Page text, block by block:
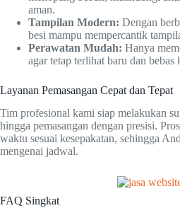
aman.
Tampilan Modern: Dengan
besi mampu mempercantik
Perawatan Mudah: Hanya
agar tetap terlihat baru dan bebas
Layanan Pemasangan Cepat dan Tepat
Tim profesional kami siap melakukan
hingga pemasangan dengan presisi.
waktu sesuai kesepakatan, sehingga
mengenai jadwal.
FAQ Singkat